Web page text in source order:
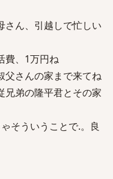
さん、引越しで忙しい
費、1万円ね
さんの家まで来てね
弟の隆平君とその家
そういうことで.。良